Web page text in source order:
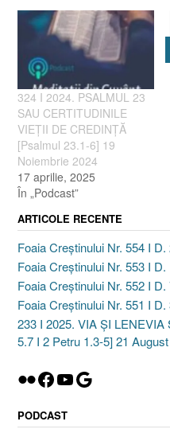
324 I 2024. PSALMUL 23
SAU CERTITUDINILE
VIEȚII DE CREDINȚĂ
[Psalmul 23.1-6] 19
Noiembrie 2024
17 aprilie, 2025
În „Podcast”
ARTICOLE RECENTE
Foaia Creștinului Nr. 554 I
Foaia Creștinului Nr. 553 I
Foaia Creștinului Nr. 552 I D.
Foaia Creștinului Nr. 551 I
233 I 2025. VIA ȘI
5.7 I 2 Petru 1.3-5] 21
Flickr
Facebook
YouTube
Google
PODCAST